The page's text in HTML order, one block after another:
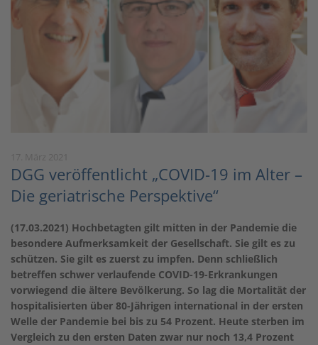
DGG veröffentlicht „COVID-19 im Alter –
Die geriatrische Perspektive“
(17.03.2021) Hochbetagten gilt mitten in der Pandemie die
besondere Aufmerksamkeit der Gesellschaft. Sie gilt es zu
schützen. Sie gilt es zuerst zu impfen. Denn schließlich
betreffen schwer verlaufende COVID-19-Erkrankungen
vorwiegend die ältere Bevölkerung. So lag die Mortalität der
hospitalisierten über 80-Jährigen international in der ersten
Welle der Pandemie bei bis zu 54 Prozent. Heute sterben im
Vergleich zu den ersten Daten zwar nur noch 13,4 Prozent